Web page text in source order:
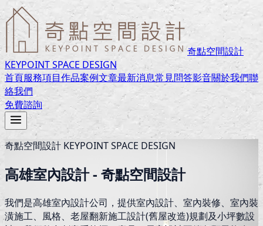
奇點空間設計
KEYPOINT SPACE DESIGN
首頁服務項目作品案例文章最新消息常見問答影音關於我們聯
絡我們
免費諮詢
奇點空間設計 KEYPOINT SPACE DESIGN
高雄室內設計 - 奇點空間設計
我們是高雄室內設計公司，提供室內設計、室內裝修、室內裝
潢施工、風格、老屋翻新施工設計(舊屋改造)規劃及小坪數設